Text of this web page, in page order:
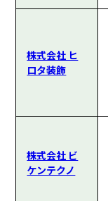
株式会社 ヒ
ロタ装飾
株式会社 ビ
ケンテクノ